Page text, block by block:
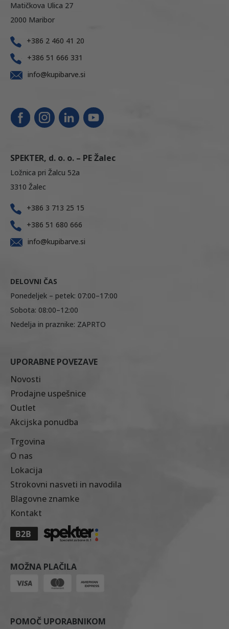
Matičkova Ulica 27
2000 Maribor
+386 2 460 41 20
+386 51 666 331
info@kupibarve.si
SPEKTER, d. o. o. – PE Žalec
Ložnica pri Žalcu 52a
3310 Žalec
+386 3 713 25 15
+386 51 680 666
info@kupibarve.si
DELOVNI ČAS
Ponedeljek – petek: 07:00–17:00
Sobota: 08:00–12:00
Nedelja in praznike: ZAPRTO
UPORABNE POVEZAVE
Novosti
Prodajne uspešnice
Outlet
Akcijska ponudba
Trgovina
O nas
Lokacija
Strokovni nasveti in navodila
Blagovne znamke
Kontakt
MOŽNA PLAČILA
POMOČ UPORABNIKOM